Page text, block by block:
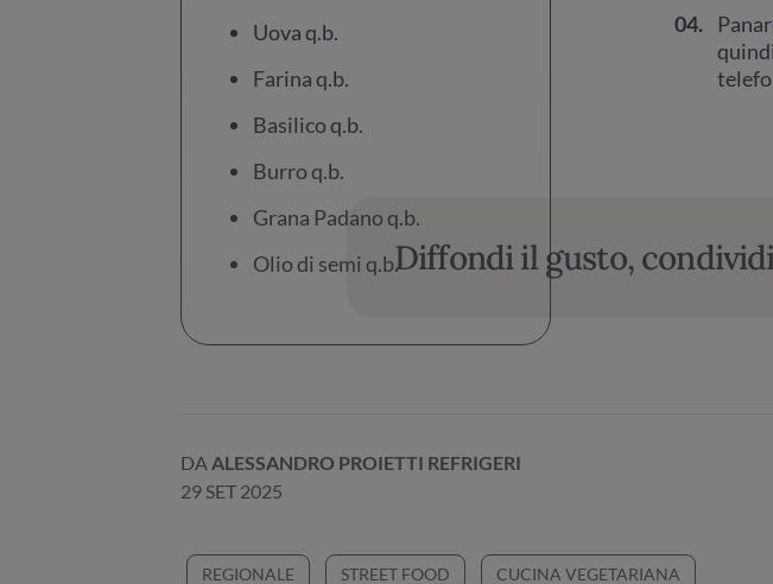
Uova q.b.
Farina q.b.
Basilico q.b.
Burro q.b.
Grana Padano q.b.
Olio di semi q.b.
04.
Diffondi il gusto,
DA ALESSANDRO PROIETTI REFRIGERI
29 SET 2025
REGIONALE STREET FOOD CUCINA VEGETARIANA